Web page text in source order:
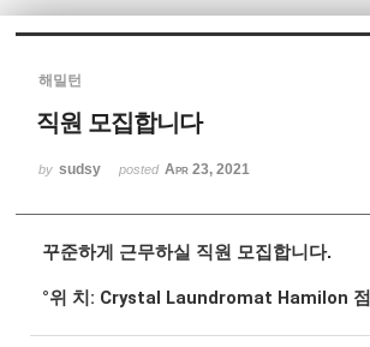
해밀턴
직원 모집합니다
by sudsy posted Apr 23, 2021
꾸준하게 근무하실 직원​ 모집합니다.
°위 치: Crystal Laundromat Hamilon 점
Sketchbook5, 스케치북5
Sketchbook5, 스케치북5